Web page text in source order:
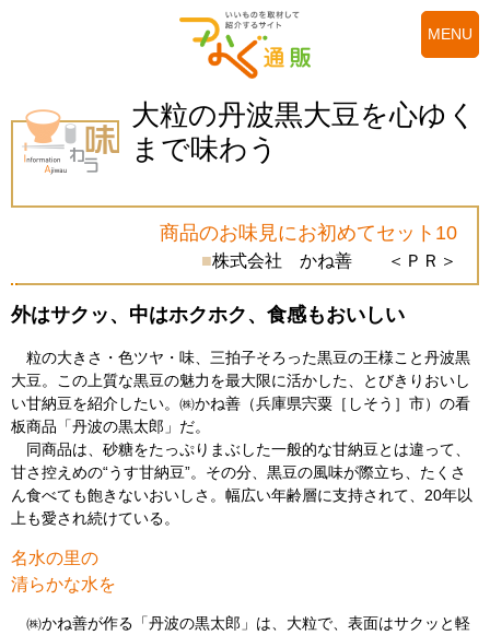
MENU
大粒の丹波黒大豆を心ゆく
まで味わう
商品のお味見にお初めてセット10
株式会社 かね善 ＜ＰＲ＞
外はサクッ、中はホクホク、食感もおいしい
粒の大きさ・色ツヤ・味、三拍子そろった黒豆の王様こと丹波黒
大豆。この上質な黒豆の魅力を最大限に活かした、とびきりおいし
い甘納豆を紹介したい。㈱かね善（兵庫県宍粟［しそう］市）の看
板商品「丹波の黒太郎」だ。
同商品は、砂糖をたっぷりまぶした一般的な甘納豆とは違って、
甘さ控えめの“うす甘納豆”。その分、黒豆の風味が際立ち、たくさ
ん食べても飽きないおいしさ。幅広い年齢層に支持されて、20年以
上も愛され続けている。
名水の里の
清らかな水を
㈱かね善が作る「丹波の黒太郎」は、大粒で、表面はサクッと軽